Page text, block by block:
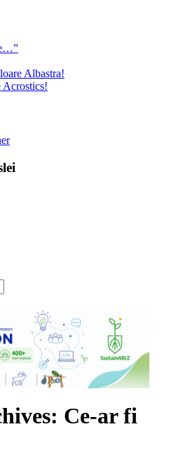
Albastra!
Ce-ar fi